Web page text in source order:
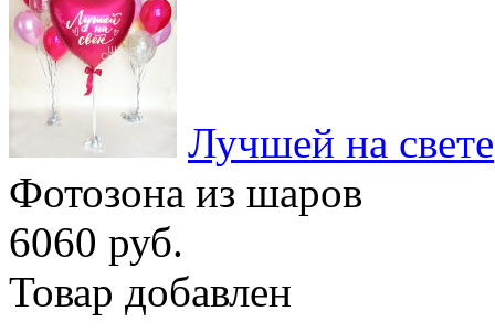
Лучшей на свете
Фотозона из шаров
6060 руб.
Товар добавлен